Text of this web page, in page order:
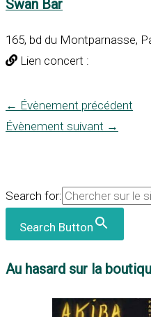
Swan Bar
165, bd du Montparnasse,
Lien concert :
← Évènement précédent
Évènement suivant →
Search for:
Search Button
Au hasard sur la